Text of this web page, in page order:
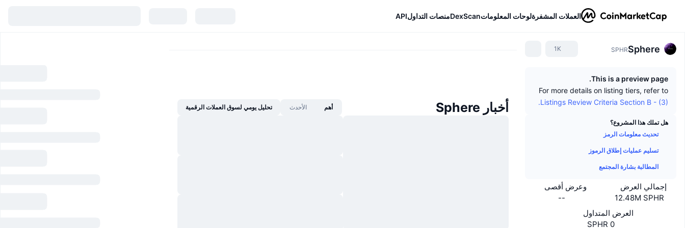
العملات المشفرةلوحات المعلوماتDexScanمنصات التداولAPI
Sphere
SPHR
1K
This is a preview page.
For more details on listing tiers, refer to
Listings Review Criteria Section B - (3).
هل تملك هذا المشروع؟
تحديث معلومات الرمز
تسليم عمليات إطلاق الرموز
المطالبة بشارة المجتمع
إجمالي العرض
12.48M SPHR
وعرض أقصى
--
العرض المتداول
0 SPHR
أخبار Sphere أهم الأحدث تحليل يومي لسوق العملات الرقمية